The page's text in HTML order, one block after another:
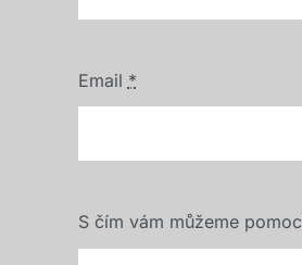
Email *
S čím vám můžeme